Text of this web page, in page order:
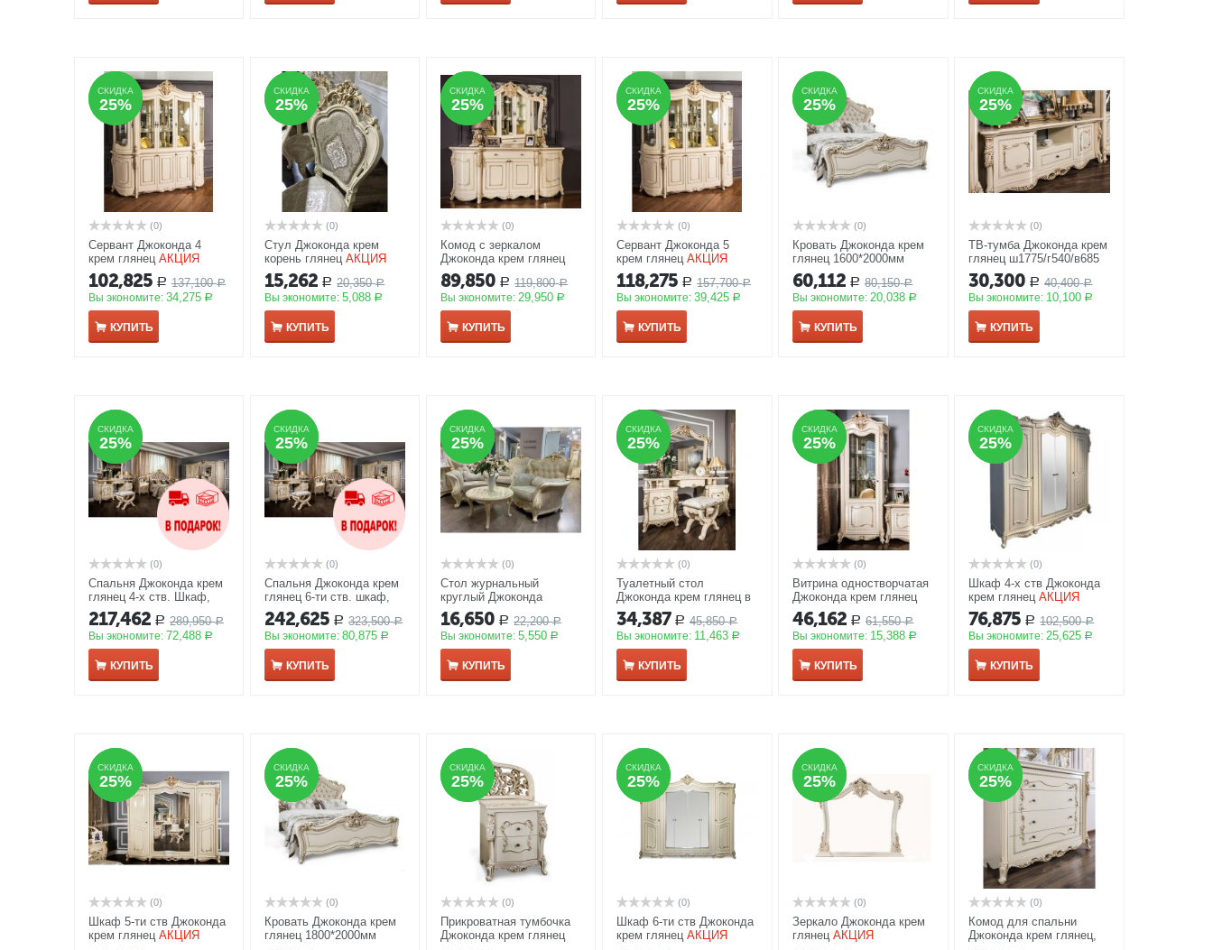
СКИДКА
25%
СКИДКА
25%
(0)
Сервант Джоконда 4
крем глянец АКЦИЯ
102,825 Р 137,100 Р
Вы экономите: 34,275 Р
КУПИТЬ
СКИДКА
25%
СКИДКА
25%
(0)
Стул Джоконда крем
корень глянец АКЦИЯ
15,262 Р 20,350 Р
Вы экономите:5,088 Р
КУПИТЬ
СКИДКА
25%
СКИДКА
25%
(0)
Комод с зеркалом
Джоконда крем глянец
АКЦИЯ
89,850 Р 119,800 Р
Вы экономите:29,950 Р
КУПИТЬ
СКИДКА
25%
СКИДКА
25%
(0)
Сервант Джоконда 5
крем глянец АКЦИЯ
118,275 Р 157,700 Р
Вы экономите:39,425 Р
КУПИТЬ
СКИДКА
25%
СКИДКА
25%
(0)
Кровать Джоконда крем
глянец 1600*2000мм
АКЦИЯ
60,112 Р 80,150 Р
Вы экономите:20,038 Р
КУПИТЬ
СКИДКА
25%
СКИДКА
25%
(0)
ТВ-тумба Джоконда крем
глянец ш1775/г540/в685
АКЦИЯ
30,300 Р 40,400 Р
Вы экономите: 10,100 Р
КУПИТЬ
СКИДКА
25%
СКИДКА
25%
(0)
Спальня Джоконда крем
глянец 4-х ств. Шкаф,
кровать 160*200
217,462 Р 289,950 Р
Вы экономите: 72,488 Р
КУПИТЬ
СКИДКА
25%
СКИДКА
25%
(0)
Спальня Джоконда крем
глянец 6-ти ств. шкаф,
кровать 180*200
242,625 Р 323,500 Р
Вы экономите:80,875 Р
КУПИТЬ
СКИДКА
25%
СКИДКА
25%
(0)
Стол журнальный
круглый Джоконда
корень крем глянец
АКЦИЯ
16,650 Р 22,200 Р
Вы экономите:5,550 Р
КУПИТЬ
СКИДКА
25%
СКИДКА
25%
(0)
Туалетный стол
Джоконда крем глянец в
комплекте с пуфиком
АКЦИЯ
34,387 Р 45,850 Р
Вы экономите: 11,463 Р
КУПИТЬ
СКИДКА
25%
СКИДКА
25%
(0)
Витрина одностворчатая
Джоконда крем глянец
ш800/г520/в2270
46,162 Р 61,550 Р
Вы экономите: 15,388 Р
КУПИТЬ
СКИДКА
25%
СКИДКА
25%
(0)
Шкаф 4-х ств Джоконда
крем глянец АКЦИЯ
76,875 Р 102,500 Р
Вы экономите:25,625 Р
КУПИТЬ
СКИДКА
25%
СКИДКА
25%
(0)
Шкаф 5-ти ств Джоконда
крем глянец АКЦИЯ
СКИДКА
25%
СКИДКА
25%
(0)
Кровать Джоконда крем
глянец 1800*2000мм
СКИДКА
25%
СКИДКА
25%
(0)
Прикроватная тумбочка
Джоконда крем глянец
СКИДКА
25%
СКИДКА
25%
(0)
Шкаф 6-ти ств Джоконда
крем глянец АКЦИЯ
СКИДКА
25%
СКИДКА
25%
(0)
Зеркало Джоконда крем
глянец АКЦИЯ
СКИДКА
25%
СКИДКА
25%
(0)
Комод для спальни
Джоконда крем глянец,